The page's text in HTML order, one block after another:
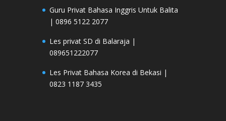
Guru Privat Bahasa Inggris Untuk Balita
| 0896 5122 2077
Les privat SD di Balaraja |
089651222077
Les Privat Bahasa Korea di Bekasi |
0823 1187 3435